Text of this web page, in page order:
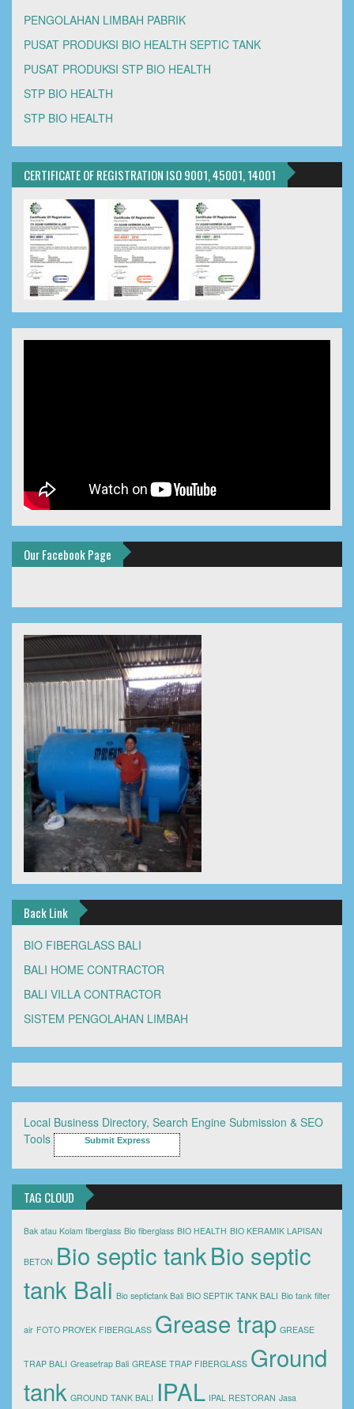
PENGOLAHAN LIMBAH PABRIK
PUSAT PRODUKSI BIO HEALTH SEPTIC TANK
PUSAT PRODUKSI STP BIO HEALTH
STP BIO HEALTH
STP BIO HEALTH
CERTIFICATE OF REGISTRATION ISO 9001, 45001, 14001
Our Facebook Page
Back Link
BIO FIBERGLASS BALI
BALI HOME CONTRACTOR
BALI VILLA CONTRACTOR
SISTEM PENGOLAHAN LIMBAH
Local Business Directory, Search Engine Submission & SEO
Tools
Submit Express
TAG CLOUD
Bak atau Kolam fiberglass Bio fiberglass BIO HEALTH BIO KERAMIK LAPISAN
BETON Bio septic tankBio septic
tank Bali Bio septictank Bali BIO SEPTIK TANK BALI Bio tank filter
air FOTO PROYEK FIBERGLASS Grease trap GREASE
TRAP BALI Greasetrap Bali GREASE TRAP FIBERGLASS Ground
tank GROUND TANK BALI IPAL IPAL RESTORAN Jasa